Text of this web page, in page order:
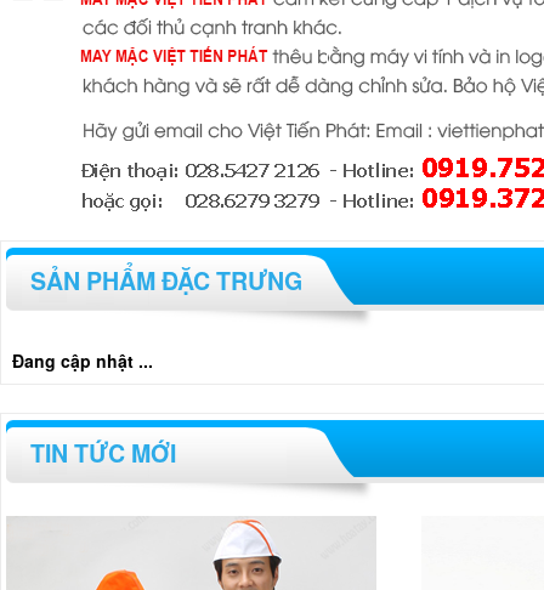
SẢN PHẨM ĐẶC TRƯNG
Đang cập nhật ...
TIN TỨC MỚI